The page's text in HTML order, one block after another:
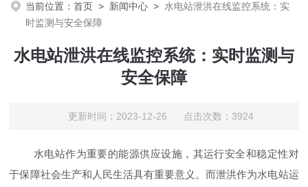
当前位置：首页 > 新闻中心 > 水电站泄洪在线监控系统：实
时监测与安全保障
水电站泄洪在线监控系统：实时监测与
安全保障
更新时间：2023-12-26 点击次数：3924
水电站作为重要的能源供应设施，其运行安全和稳定性对
于保障社会生产和人民生活具有重要意义。而泄洪作为水电站运